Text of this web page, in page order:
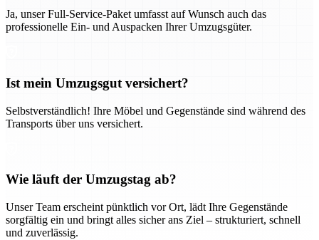
Ja, unser Full-Service-Paket umfasst auf Wunsch auch das
professionelle Ein- und Auspacken Ihrer Umzugsgüter.
Ist mein Umzugsgut versichert?
Selbstverständlich! Ihre Möbel und Gegenstände sind während des
Transports über uns versichert.
Wie läuft der Umzugstag ab?
Unser Team erscheint pünktlich vor Ort, lädt Ihre Gegenstände
sorgfältig ein und bringt alles sicher ans Ziel – strukturiert, schnell
und zuverlässig.